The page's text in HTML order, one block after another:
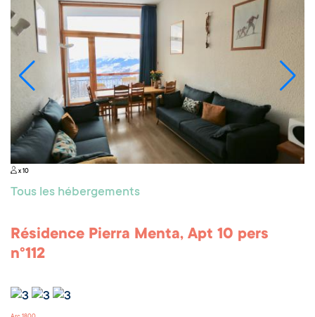
x 10
Tous les hébergements
Résidence Pierra Menta, Apt 10 pers
n°112